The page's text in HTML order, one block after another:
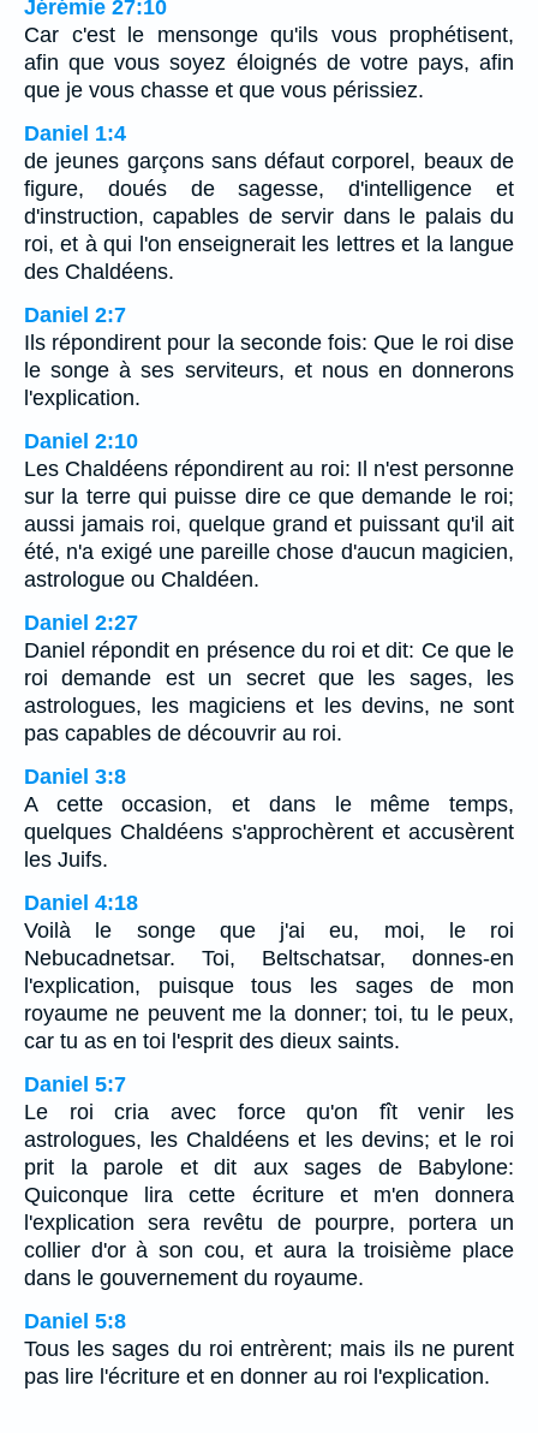
Jérémie 27:10
Car c'est le mensonge qu'ils vous prophétisent,
afin que vous soyez éloignés de votre pays, afin
que je vous chasse et que vous périssiez.
Daniel 1:4
de jeunes garçons sans défaut corporel, beaux de
figure, doués de sagesse, d'intelligence et
d'instruction, capables de servir dans le palais du
roi, et à qui l'on enseignerait les lettres et la langue
des Chaldéens.
Daniel 2:7
Ils répondirent pour la seconde fois: Que le roi dise
le songe à ses serviteurs, et nous en donnerons
l'explication.
Daniel 2:10
Les Chaldéens répondirent au roi: Il n'est personne
sur la terre qui puisse dire ce que demande le roi;
aussi jamais roi, quelque grand et puissant qu'il ait
été, n'a exigé une pareille chose d'aucun magicien,
astrologue ou Chaldéen.
Daniel 2:27
Daniel répondit en présence du roi et dit: Ce que le
roi demande est un secret que les sages, les
astrologues, les magiciens et les devins, ne sont
pas capables de découvrir au roi.
Daniel 3:8
A cette occasion, et dans le même temps,
quelques Chaldéens s'approchèrent et accusèrent
les Juifs.
Daniel 4:18
Voilà le songe que j'ai eu, moi, le roi
Nebucadnetsar. Toi, Beltschatsar, donnes-en
l'explication, puisque tous les sages de mon
royaume ne peuvent me la donner; toi, tu le peux,
car tu as en toi l'esprit des dieux saints.
Daniel 5:7
Le roi cria avec force qu'on fît venir les
astrologues, les Chaldéens et les devins; et le roi
prit la parole et dit aux sages de Babylone:
Quiconque lira cette écriture et m'en donnera
l'explication sera revêtu de pourpre, portera un
collier d'or à son cou, et aura la troisième place
dans le gouvernement du royaume.
Daniel 5:8
Tous les sages du roi entrèrent; mais ils ne purent
pas lire l'écriture et en donner au roi l'explication.